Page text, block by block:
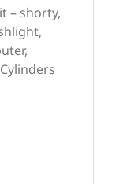
– shorty,